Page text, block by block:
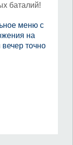
баталий!
меню с
на
точно